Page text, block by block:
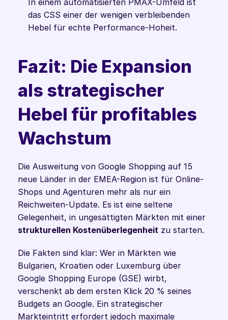
In einem automatisierten PMAX-Umfeld ist
das CSS einer der wenigen verbleibenden
Hebel für echte Performance-Hoheit.
Fazit: Die Expansion
als strategischer
Hebel für profitables
Wachstum
Die Ausweitung von Google Shopping auf 15
neue Länder in der EMEA-Region ist für Online-
Shops und Agenturen mehr als nur ein
Reichweiten-Update. Es ist eine seltene
strukturellen Kostenüberlegenheit zu starten.
Die Fakten sind klar: Wer in Märkten wie
Bulgarien, Kroatien oder Luxemburg über
Google Shopping Europe (GSE) wirbt,
verschenkt ab dem ersten Klick 20 % seines
Budgets an Google. Ein strategischer
Markteintritt erfordert jedoch maximale